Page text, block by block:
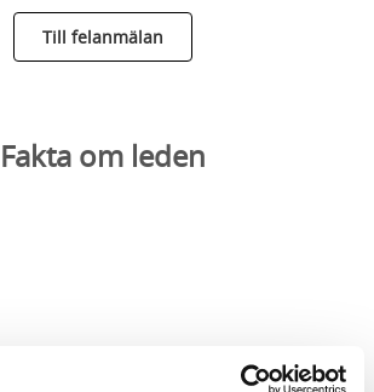
Till felanmälan
Fakta om leden